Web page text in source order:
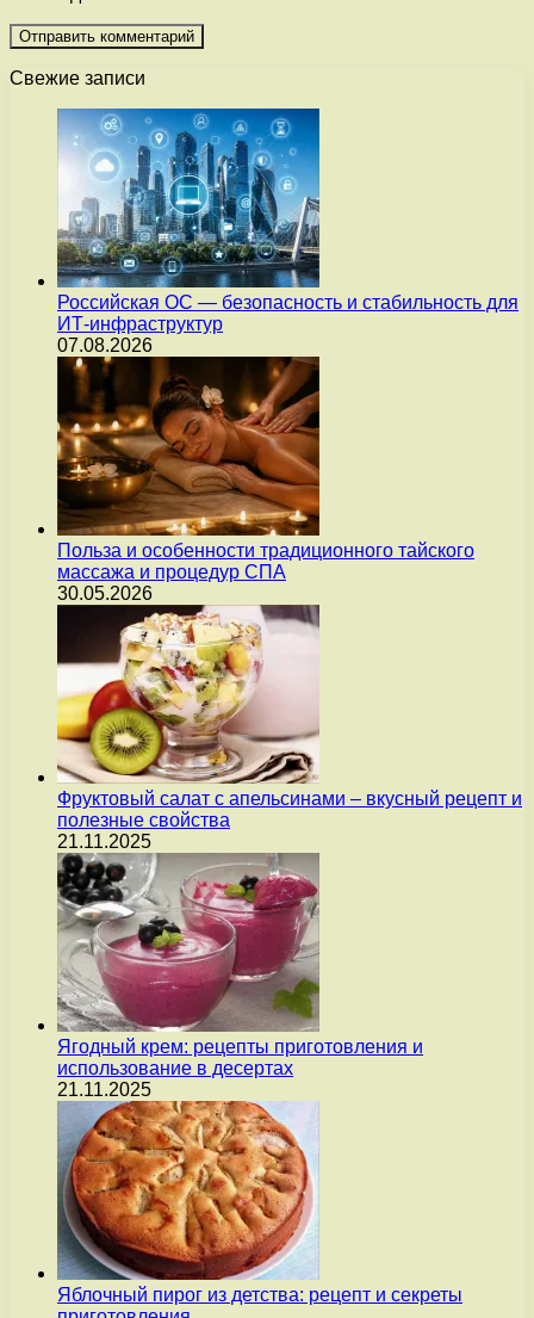
Свежие записи
Российская ОС — безопасность и стабильность для
ИТ-инфраструктур
07.08.2026
Польза и особенности традиционного тайского
массажа и процедур СПА
30.05.2026
Фруктовый салат с апельсинами – вкусный рецепт и
полезные свойства
21.11.2025
Ягодный крем: рецепты приготовления и
использование в десертах
21.11.2025
Яблочный пирог из детства: рецепт и секреты